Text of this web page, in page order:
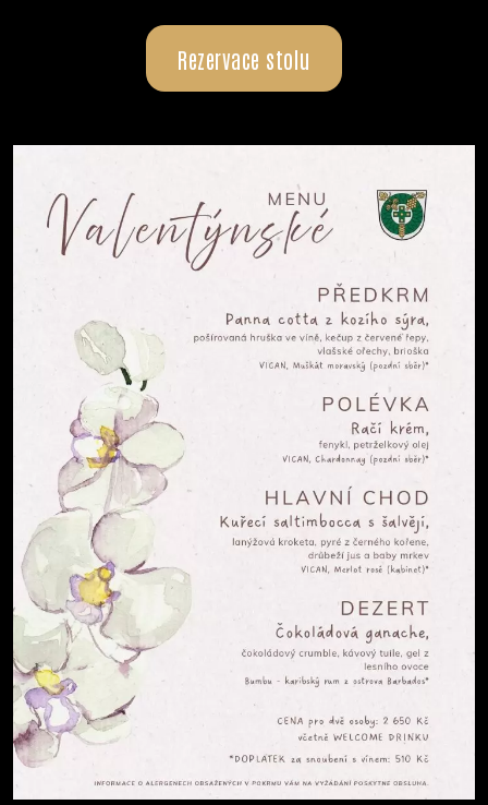
Rezervace stolu